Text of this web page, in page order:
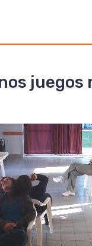
juegos